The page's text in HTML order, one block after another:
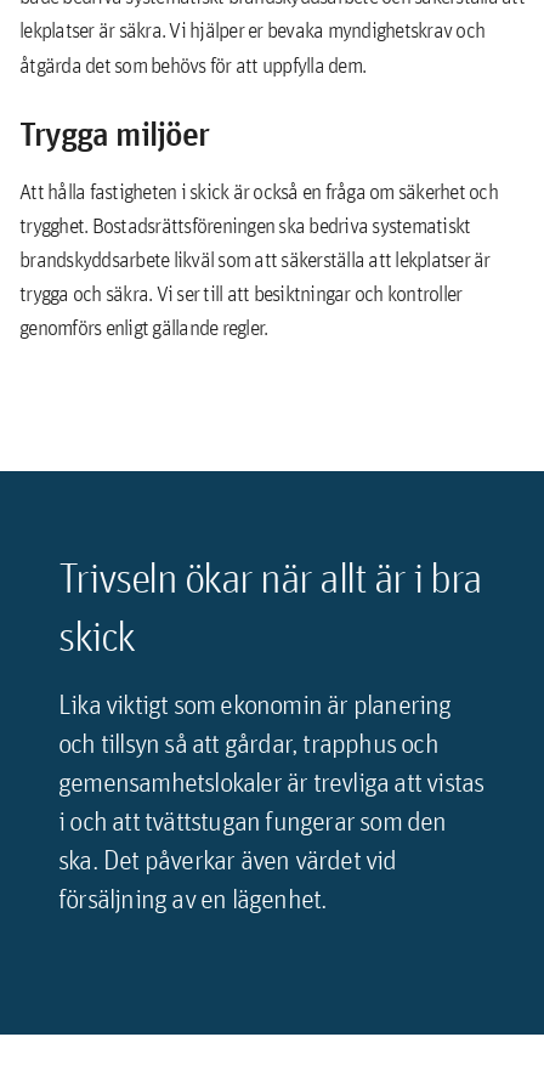
lekplatser är säkra. Vi hjälper er bevaka myndighetskrav och
åtgärda det som behövs för att uppfylla dem.
Trygga miljöer
Att hålla fastigheten i skick är också en fråga om säkerhet och
trygghet. Bostadsrättsföreningen ska bedriva systematiskt
brandskyddsarbete likväl som att säkerställa att lekplatser är
trygga och säkra. Vi ser till att besiktningar och kontroller
genomförs enligt gällande regler.
Trivseln ökar när allt är i bra
skick
Lika viktigt som ekonomin är planering
och tillsyn så att gårdar, trapphus och
gemensamhetslokaler är trevliga att vistas
i och att tvättstugan fungerar som den
ska. Det påverkar även värdet vid
försäljning av en lägenhet.